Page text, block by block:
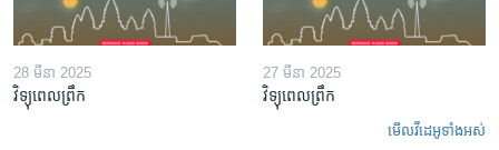
28 មីនា 2025
វិទ្យុពេលព្រឹក
27 មីនា 2025
វិទ្យុពេលព្រឹក
មើល​វីដេអូ​ទាំង​អស់